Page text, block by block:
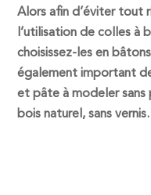
Alors afin d’éviter tout
l’utilisation de colles à
choisissez-les en
également important
et pâte à modeler sans
bois naturel, sans vernis.